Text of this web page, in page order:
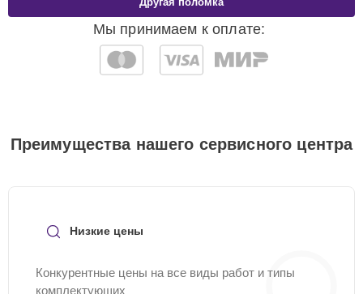
Мы принимаем к оплате:
Преимущества нашего сервисного центра
Низкие цены
Конкурентные цены на все виды работ и типы
комплектующих